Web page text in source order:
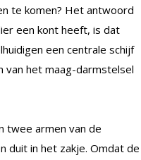
te komen? Het antwoord
een kont heeft, is dat
een centrale schijf
van het maag-darmstelsel
twee armen van de
duit in het zakje. Omdat de